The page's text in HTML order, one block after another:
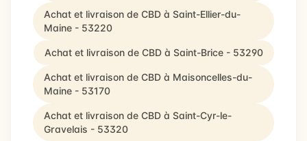
Achat et livraison de CBD à Saint-Ellier-du-
Maine - 53220
Achat et livraison de CBD à Saint-Brice - 53290
Achat et livraison de CBD à Maisoncelles-du-
Maine - 53170
Achat et livraison de CBD à Saint-Cyr-le-
Gravelais - 53320